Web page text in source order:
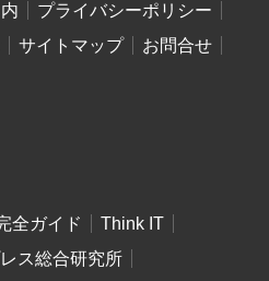
プライバシーポリシー
サイトマップ
お問合せ
全ガイド
Think IT
ス総合研究所